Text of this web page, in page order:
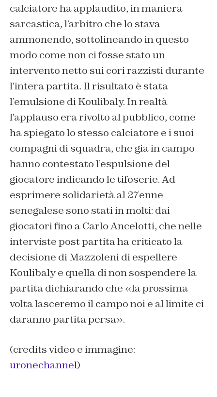
calciatore ha applaudito, in maniera
sarcastica, l’arbitro che lo stava
ammonendo, sottolineando in questo
modo come non ci fosse stato un
intervento netto sui cori razzisti durante
l’intera partita. Il risultato è stata
l’emulsione di Koulibaly. In realtà
l’applauso era rivolto al pubblico, come
ha spiegato lo stesso calciatore e i suoi
compagni di squadra, che gia in campo
hanno contestato l’espulsione del
giocatore indicando le tifoserie. Ad
esprimere solidarietà al 27enne
senegalese sono stati in molti: dai
giocatori fino a Carlo Ancelotti, che nelle
interviste post partita ha criticato la
decisione di Mazzoleni di espellere
Koulibaly e quella di non sospendere la
partita dichiarando che «la prossima
volta lasceremo il campo noi e al limite ci
daranno partita persa».
(credits video e immagine:
uronechannel)